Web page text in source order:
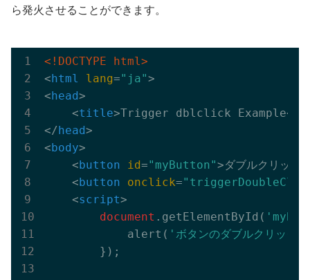
ら発火させることができます。
<!DOCTYPE html>
<html lang="ja">
<head>
<title>Trigger dblclick Example</
</head>
<body>
<button id="myButton">ダブルクリック
<button onclick=
<script>
document .getElementById(
            alert(
'ボタンのダブルクリック
        });